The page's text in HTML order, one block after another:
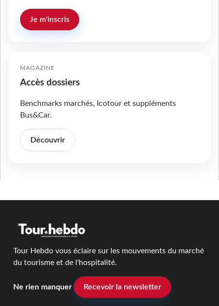
Je m'inscris
MAGAZINE
Accès dossiers
Benchmarks marchés, Icotour et suppléments
Bus&Car.
Découvrir
Tour Hebdo vous éclaire sur les mouvements du marché
du tourisme et de l'hospitalité.
Ne rien manquer Recevoir la newsletter